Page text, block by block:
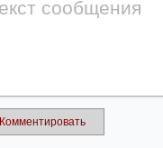
Комментировать